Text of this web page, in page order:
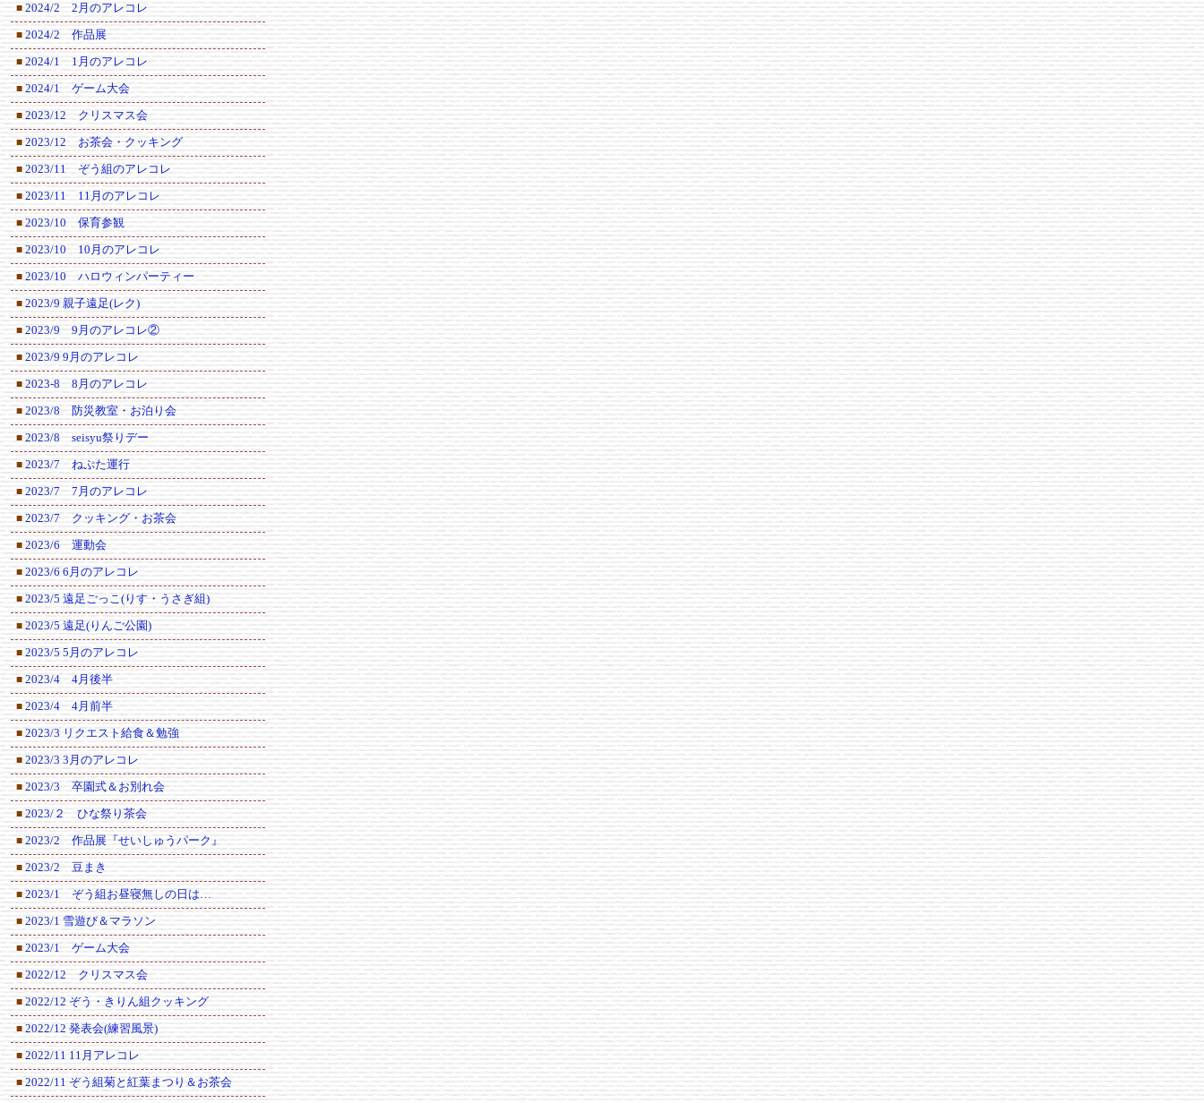
■ 2024/2 2月のアレコレ
■ 2024/2 作品展
■ 2024/1 1月のアレコレ
■ 2024/1 ゲーム大会
■ 2023/12 クリスマス会
■ 2023/12 お茶会・クッキング
■ 2023/11 ぞう組のアレコレ
■ 2023/11 11月のアレコレ
■ 2023/10 保育参観
■ 2023/10 10月のアレコレ
■ 2023/10 ハロウィンパーティー
■ 2023/9 親子遠足(レク)
■ 2023/9 9月のアレコレ②
■ 2023/9 9月のアレコレ
■ 2023-8 8月のアレコレ
■ 2023/8 防災教室・お泊り会
■ 2023/8 seisyu祭りデー
■ 2023/7 ねぷた運行
■ 2023/7 7月のアレコレ
■ 2023/7 クッキング・お茶会
■ 2023/6 運動会
■ 2023/6 6月のアレコレ
■ 2023/5 遠足ごっこ(りす・うさぎ組)
■ 2023/5 遠足(りんご公園)
■ 2023/5 5月のアレコレ
■ 2023/4 4月後半
■ 2023/4 4月前半
■ 2023/3 リクエスト給食＆勉強
■ 2023/3 3月のアレコレ
■ 2023/3 卒園式＆お別れ会
■ 2023/２ ひな祭り茶会
■ 2023/2 作品展『せいしゅうパーク』
■ 2023/2 豆まき
■ 2023/1 ぞう組お昼寝無しの日は…
■ 2023/1 雪遊び＆マラソン
■ 2023/1 ゲーム大会
■ 2022/12 クリスマス会
■ 2022/12 ぞう・きりん組クッキング
■ 2022/12 発表会(練習風景)
■ 2022/11 11月アレコレ
■ 2022/11 ぞう組菊と紅葉まつり＆お茶会